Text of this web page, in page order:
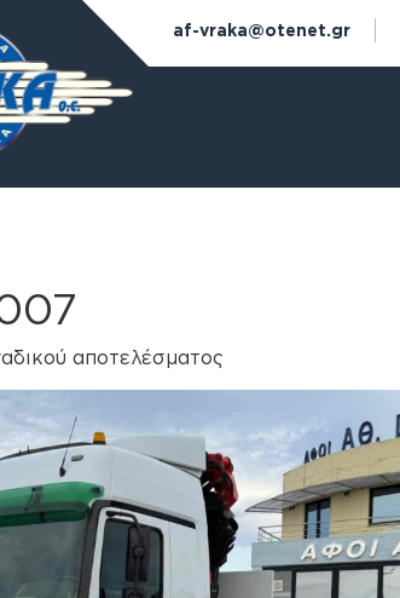
af-vraka@otenet.gr
αποτελέσματος